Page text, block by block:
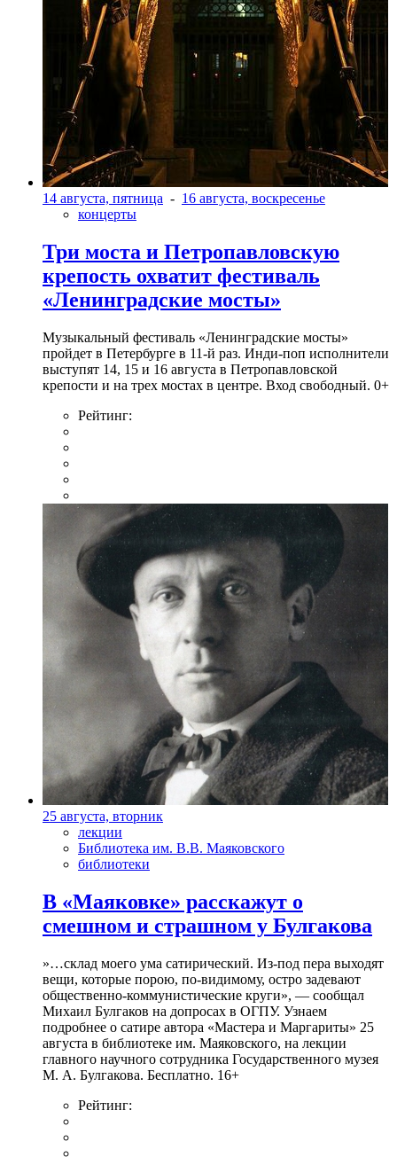
14 августа, пятница - 16 августа, воскресенье
концерты
Три моста и Петропавловскую
крепость охватит фестиваль
«Ленинградские мосты»
Музыкальный фестиваль «Ленинградские мосты»
пройдет в Петербурге в 11-й раз. Инди-поп исполнители
выступят 14, 15 и 16 августа в Петропавловской
крепости и на трех мостах в центре. Вход свободный. 0+
Рейтинг:
25 августа, вторник
лекции
Библиотека им. В.В. Маяковского
библиотеки
В «Маяковке» расскажут о
смешном и страшном у Булгакова
»…склад моего ума сатирический. Из-под пера выходят
вещи, которые порою, по-видимому, остро задевают
общественно-коммунистические круги», — сообщал
Михаил Булгаков на допросах в ОГПУ. Узнаем
подробнее о сатире автора «Мастера и Маргариты» 25
августа в библиотеке им. Маяковского, на лекции
главного научного сотрудника Государственного музея
М. А. Булгакова. Бесплатно. 16+
Рейтинг: